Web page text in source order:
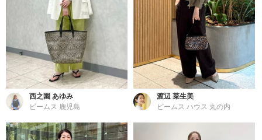
西之園 あゆみ
ビームス 鹿児島
渡辺 菜生美
ビームス ハウス 丸の内